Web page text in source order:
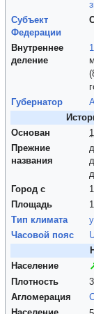
Субъект
Федерации
Внутреннее
деление
Губернатор
Основан
Прежние
названия
Город с
Площадь
Тип климата
Часовой пояс
Население
Плотность
Агломерация